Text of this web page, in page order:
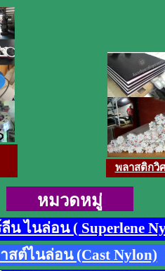
พลาสติกวิ
หมวดหมู่
น ไนล่อน ( Superlene
สต์ไนล่อน (Cast Nylon)